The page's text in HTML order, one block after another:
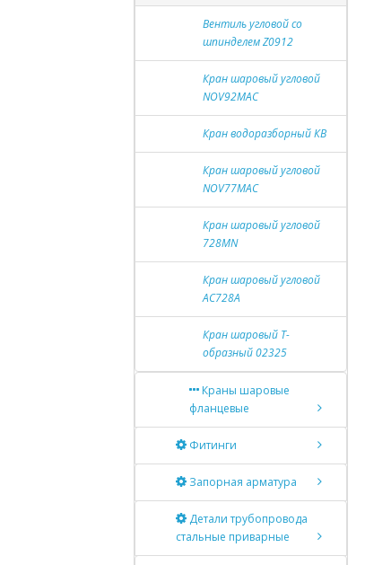
Вентиль угловой со
шпинделем Z0912
Кран шаровый угловой
NOV92MAC
Кран водоразборный КВ
Кран шаровый угловой
NOV77MAC
Кран шаровый угловой
728MN
Кран шаровый угловой
АС728А
Кран шаровый Т-
образный 02325
Краны шаровые
фланцевые
Фитинги
Запорная арматура
Детали трубопровода
стальные приварные